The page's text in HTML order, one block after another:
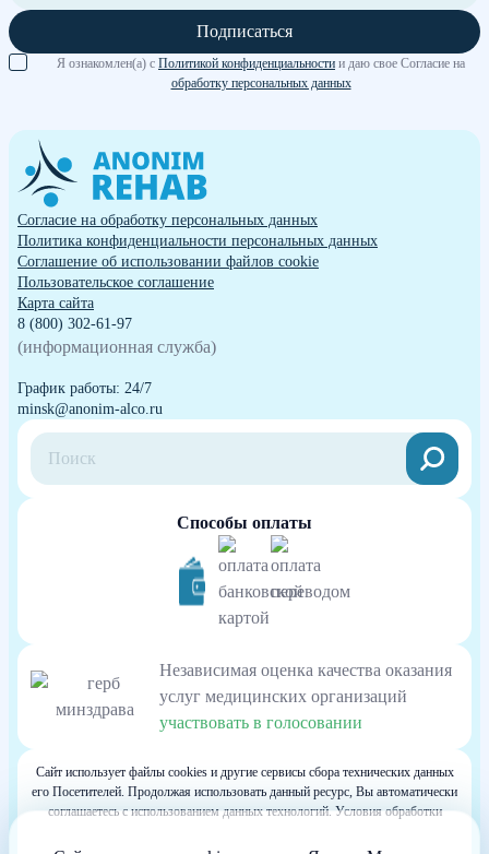
Подписаться
Я ознакомлен(а) с Политикой конфиденциальности и даю свое Согласие на
обработку персональных данных
Согласие на обработку персональных данных
Политика конфиденциальности персональных данных
Cоглашение об использовании файлов cookie
Пользовательское соглашение
Карта сайта
8 (800) 302-61-97
(информационная служба)
График работы: 24/7
minsk@anonim-alco.ru
Способы оплаты
Независимая оценка качества оказания
услуг медицинских организаций
участвовать в голосовании
Сайт использует файлы cookies и другие сервисы сбора технических данных
его Посетителей. Продолжая использовать данный ресурс, Вы автоматически
соглашаетесь с использованием данных технологий. Условия обработки
согласны с подобными условиями, просим покинуть наш Сайт.